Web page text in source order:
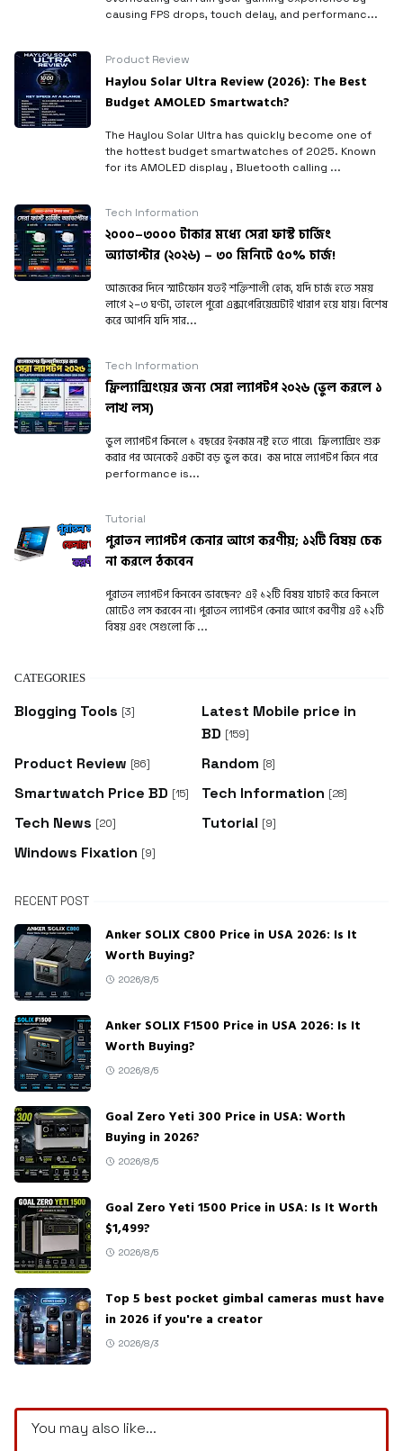
causing FPS drops, touch delay, and performanc...
Product Review
Haylou Solar Ultra Review (2026): The Best
Budget AMOLED Smartwatch?
The Haylou Solar Ultra has quickly become one of
the hottest budget smartwatches of 2025. Known
for its AMOLED display , Bluetooth calling ...
Tech Information
২০০০–৩০০০ টাকার মধ্যে সেরা ফাস্ট চার্জিং
অ্যাডাপ্টার (২০২৬) – ৩০ মিনিটে ৫০% চার্জ!
আজকের দিনে স্মার্টফোন যতই শক্তিশালী হোক, যদি চার্জ হতে সময়
লাগে ২–৩ ঘণ্টা, তাহলে পুরো এক্সপেরিয়েন্সটাই খারাপ হয়ে যায়। বিশেষ
করে আপনি যদি সার...
Tech Information
ফ্রিল্যান্সিংয়ের জন্য সেরা ল্যাপটপ ২০২৬ (ভুল করলে ১
লাখ লস)
ভুল ল্যাপটপ কিনলে ১ বছরের ইনকাম নষ্ট হতে পারে! ফ্রিল্যান্সিং শুরু
করার পর অনেকেই একটা বড় ভুল করে। কম দামে ল্যাপটপ কিনে পরে
performance is...
Tutorial
পুরাতন ল্যাপটপ কেনার আগে করণীয়; ১২টি বিষয় চেক
না করলে ঠকবেন
পুরাতন ল্যাপটপ কিনবেন ভাবছেন? এই ১২টি বিষয় যাচাই করে কিনলে
মোটেও লস করবেন না। পুরাতন ল্যাপটপ কেনার আগে করণীয় এই ১২টি
বিষয় এবং সেগুলো কি ...
CATEGORIES
Blogging Tools [3]
Latest Mobile price in
BD [159]
Product Review [86] Random [8]
Smartwatch Price BD [15] Tech Information [28]
Tech News [20] Tutorial [9]
Windows Fixation [9]
RECENT POST
Anker SOLIX C800 Price in USA 2026: Is It
Worth Buying?
2026/8/5
Anker SOLIX F1500 Price in USA 2026: Is It
Worth Buying?
2026/8/5
Goal Zero Yeti 300 Price in USA: Worth
Buying in 2026?
2026/8/5
Goal Zero Yeti 1500 Price in USA: Is It Worth
$1,499?
2026/8/5
Top 5 best pocket gimbal cameras must have
in 2026 if you're a creator
2026/8/3
You may also like...